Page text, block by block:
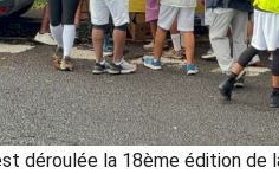
déroulée la 18ème édition